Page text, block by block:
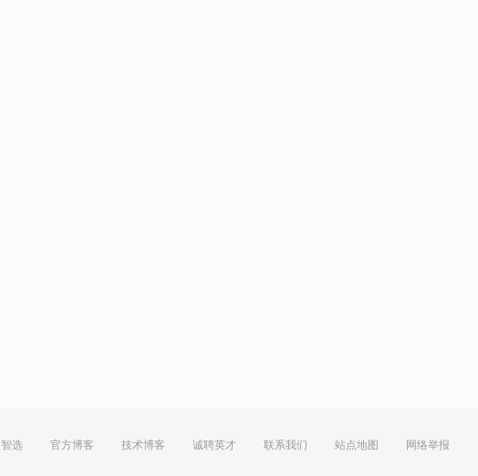
选 官方博客 技术博客 诚聘英才 联系我们 站点地图 网络举报